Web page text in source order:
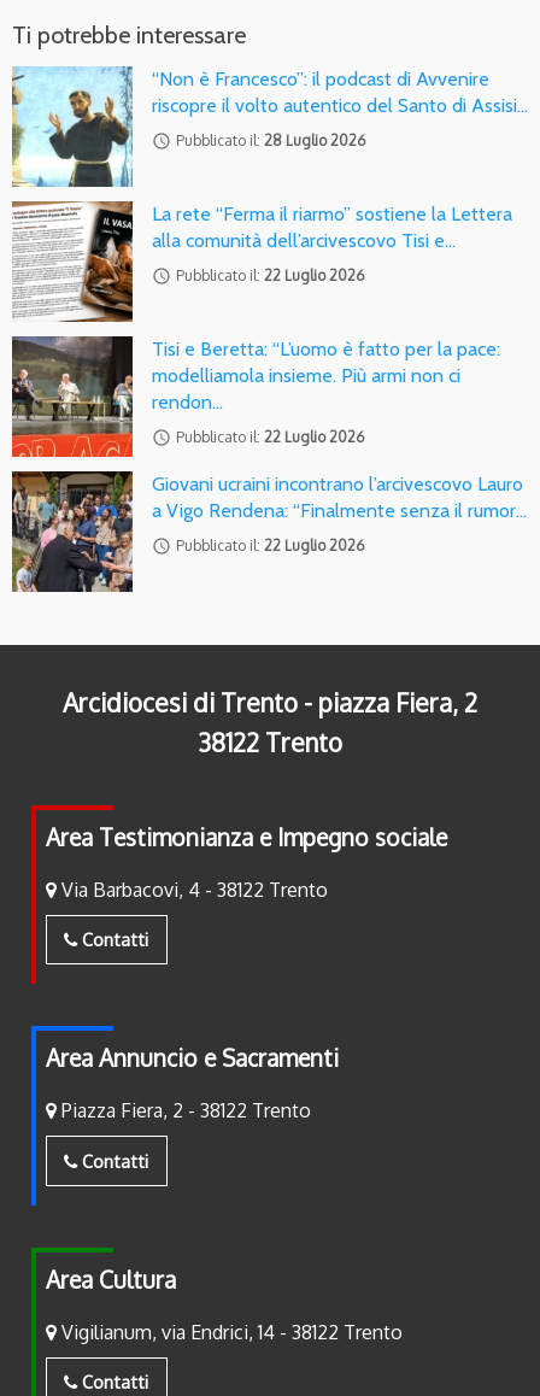
Ti potrebbe interessare
“Non è Francesco”: il podcast di Avvenire
riscopre il volto autentico del Santo di Assisi…
access_time Pubblicato il: 28 Luglio 2026
La rete “Ferma il riarmo” sostiene la Lettera
alla comunità dell’arcivescovo Tisi e…
access_time Pubblicato il: 22 Luglio 2026
Tisi e Beretta: “L’uomo è fatto per la pace:
modelliamola insieme. Più armi non ci
rendon…
access_time Pubblicato il: 22 Luglio 2026
Giovani ucraini incontrano l’arcivescovo Lauro
a Vigo Rendena: “Finalmente senza il rumor…
access_time Pubblicato il: 22 Luglio 2026
Arcidiocesi di Trento - piazza Fiera, 2
38122 Trento
Area Testimonianza e Impegno sociale
Via Barbacovi, 4 - 38122 Trento
Contatti
Area Annuncio e Sacramenti
Piazza Fiera, 2 - 38122 Trento
Contatti
Area Cultura
Vigilianum, via Endrici, 14 - 38122 Trento
Contatti